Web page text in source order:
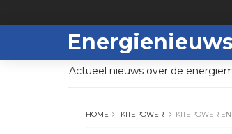
Energienieuws
Actueel nieuws over de
HOME KITEPOWER KITEPOWER